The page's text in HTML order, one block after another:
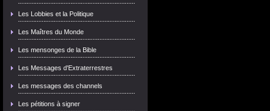
Les Lobbies et la Politique
Les Maîtres du Monde
Les mensonges de la Bible
Les Messages d'Extraterrestres
Les messages des channels
Les pétitions à signer